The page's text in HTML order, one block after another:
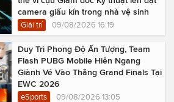
camera giấu kín trong nhà vệ sinh
Giải trí 09/08/2026 16:19
Duy Trì Phong Độ Ấn Tượng, Team
Flash PUBG Mobile Hiên Ngang
Giành Vé Vào Thẳng Grand Finals Tại
EWC 2026
eSports 09/08/2026 13:05